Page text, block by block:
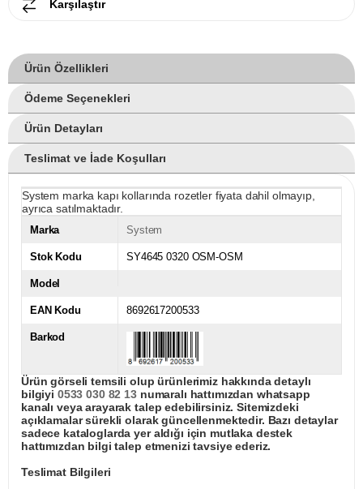
Karşılaştır
Ürün Özellikleri
Ödeme Seçenekleri
Ürün Detayları
Teslimat ve İade Koşulları
System marka kapı kollarında rozetler fiyata dahil olmayıp,
ayrıca satılmaktadır.
Marka System
Stok Kodu SY4645 0320 OSM-OSM
Model
EAN Kodu 8692617200533
Barkod
Ürün görseli temsili olup ürünlerimiz hakkında detaylı
bilgiyi 0533 030 82 13numaralı hattımızdan whatsapp
kanalı veya arayarak talep edebilirsiniz. Sitemizdeki
açıklamalar sürekli olarak güncellenmektedir. Bazı detaylar
sadece kataloglarda yer aldığı için mutlaka destek
hattımızdan bilgi talep etmenizi tavsiye ederiz.
Teslimat Bilgileri